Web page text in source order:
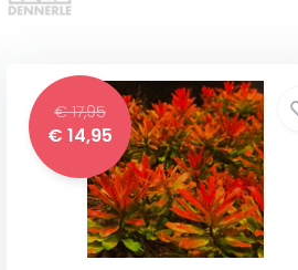
€ 17,95
€ 14,95